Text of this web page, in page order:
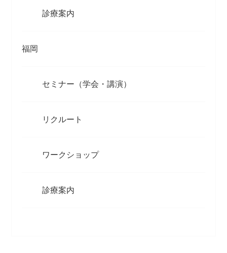
診療案内
福岡
セミナー（学会・講演）
リクルート
ワークショップ
診療案内